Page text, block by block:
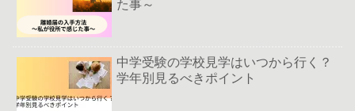
た事～
中学受験の学校見学はいつから行く？
学年別見るべきポイント